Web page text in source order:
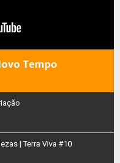
Tempo
| Terra Viva #10